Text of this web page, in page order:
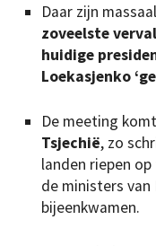
Daar zijn
zoveelste
huidige
Loekasjenko
De meeting
Tsjechië, zo
landen riepen
de ministers van
bijeenkwamen.